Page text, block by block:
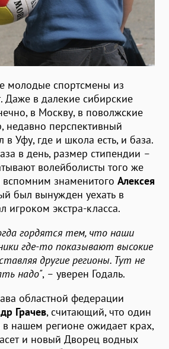
молодые спортсмены из
Даже в далекие сибирские
в Москву, в поволжские
недавно перспективный
в Уфу, где и школа есть, и база.
в день, размер стипендии –
волейболисты того же
вспомним знаменитого Алексея
был вынужден уехать в
игроком экстра-класса.
гордятся тем, что наши
где-то показывают высокие
другие регионы. Тут не
надо", – уверен Годаль.
областной федерации
Грачев, считающий, что один
нашем регионе ожидает крах,
и новый Дворец водных